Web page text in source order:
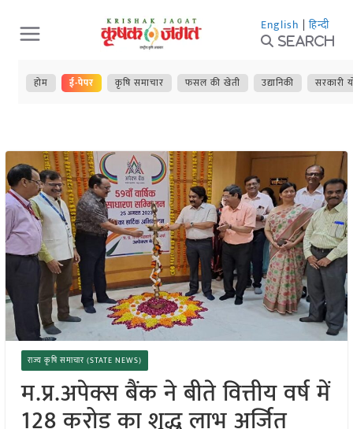
Skip
to
content
English | हिन्दी
Search
होम ई-पेपर कृषि समाचार फसल की खेती उद्यानिकी सरकारी
राज्य कृषि समाचार (STATE NEWS)
म.प्र.अपेक्स बैंक ने बीते वित्तीय वर्ष में